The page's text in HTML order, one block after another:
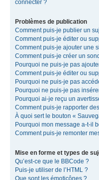
connecter ?
Problèmes de publication
Comment puis-je publier un
Comment puis-je éditer ou
Comment puis-je ajouter une
Comment puis-je créer un
Pourquoi ne puis-je pas
Comment puis-je éditer ou
Pourquoi ne puis-je pas
Pourquoi ne puis-je pas
Pourquoi ai-je reçu un
Comment puis-je rapporter
À quoi sert le bouton «
Pourquoi mon message a-t-il
Comment puis-je remonter
Mise en forme et types de
Qu’est-ce que le BBCode ?
Puis-je utiliser de l’HTML ?
Que sont les émoticônes ?